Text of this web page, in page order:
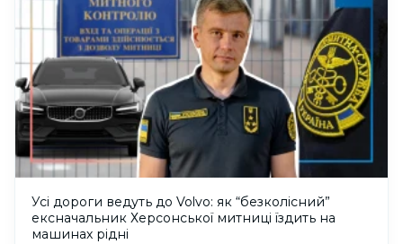
Усі дороги ведуть до Volvo: як “безколісний”
ексначальник Херсонської митниці їздить на
машинах рідні